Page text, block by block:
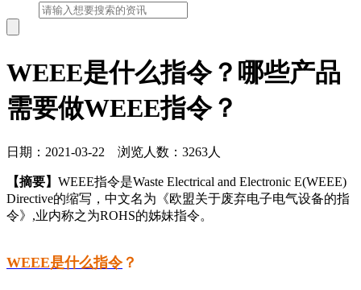
WEEE是什么指令？哪些产品
需要做WEEE指令？
日期：2021-03-22 浏览人数：3263人
【摘要】 WEEE指令是Waste Electrical and Electronic E(WEEE)
Directive的缩写，中文名为《欧盟关于废弃电子电气设备的指
令》,业内称之为ROHS的姊妹指令。
WEEE是什么指令？